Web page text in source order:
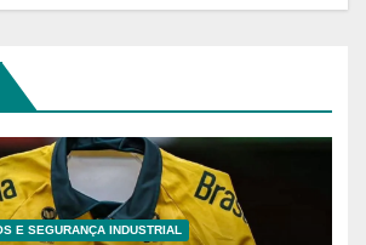
E SEGURANÇA INDUSTRIAL